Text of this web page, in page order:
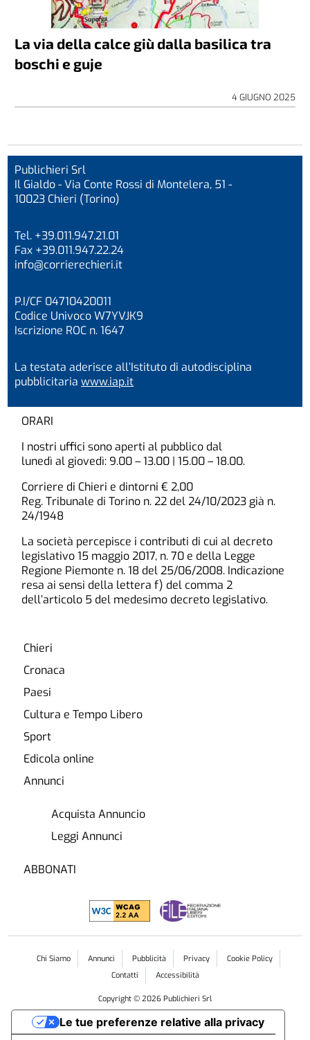
La via della calce giù dalla basilica tra
boschi e guje
4 GIUGNO 2025
Publichieri Srl
Il Gialdo - Via Conte Rossi di Montelera, 51 -
10023 Chieri (Torino)
Tel. +39.011.947.21.01
Fax +39.011.947.22.24
info@corrierechieri.it
P.I/CF 04710420011
Codice Univoco W7YVJK9
Iscrizione ROC n. 1647
La testata aderisce all’Istituto di autodisciplina
pubblicitariawww.iap.it
ORARI
I nostri uffici sono aperti al pubblico dal
lunedì al giovedì: 9.00 – 13.00 | 15.00 – 18.00.
Corriere di Chieri e dintorni € 2,00
Reg. Tribunale di Torino n. 22 del 24/10/2023 già n.
24/1948
La società percepisce i contributi di cui al decreto
legislativo 15 maggio 2017, n. 70 e della Legge
Regione Piemonte n. 18 del 25/06/2008. Indicazione
resa ai sensi della lettera f) del comma 2
dell’articolo 5 del medesimo decreto legislativo.
Chieri
Cronaca
Paesi
Cultura e Tempo Libero
Sport
Edicola online
Annunci
Acquista Annuncio
Leggi Annunci
ABBONATI
Chi Siamo Annunci Pubblicità Privacy
Cookie Policy
Contatti
Accessibilità
Copyright © 2026 Publichieri Srl
Le tue preferenze relative alla privacy